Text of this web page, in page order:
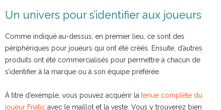
Un univers pour s’identifier aux joueurs
Comme indiqué au-dessus, en premier lieu, ce sont des
périphériques pour joueurs qui ont été créés. Ensuite, d’autres
produits ont été commercialisés pour permettre à chacun de
s’identifier à la marque ou à son équipe préférée.
À titre d’exemple, vous pouvez acquérir la tenue complète du
joueur Fnatic avec le maillot et la veste. Vous y trouverez bien